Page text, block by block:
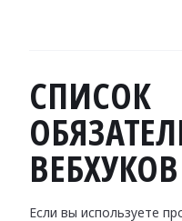
СПИСОК
ВЕБХУКОВ
Если вы используете